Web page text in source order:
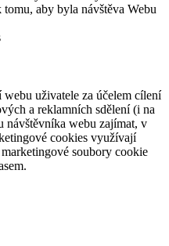
aby byla návštěva Webu
uživatele za účelem cílení
a reklamních sdělení (i na
návštěvníka webu zajímat, v
cookies využívají
soubory cookie